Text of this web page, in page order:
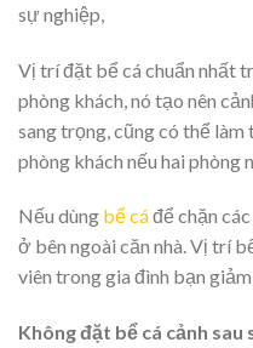
sự nghiệp,
Vị trí đặt bể cá chuẩn nhất
phòng khách, nó tạo nên
sang trọng, cũng có thể
phòng khách nếu hai phòng
Nếu dùng bể cáđể chặn
ở bên ngoài căn nhà. Vị trí
viên trong gia đình bạn
Khôngđặt bể cá cảnh sau